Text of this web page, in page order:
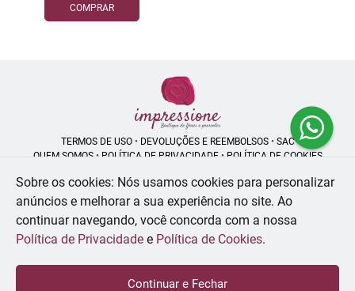
COMPRAR
TERMOS DE USO• DEVOLUÇÕES E REEMBOLSOS• SAC
QUEM SOMOS• POLÍTICA DE PRIVACIDADE• POLÍTICA DE COOKIES
Impressione Flores | CNPJ: 55.413.958/0001-04
Rua Bambui, 413 - Jd. Satélite - São José dos Campos - SP - 12230-130
© 2024-2026 - Todos os direitos reservados - Desenvolvido por
Sobre os cookies: Nós usamos cookies para personalizar
anúncios e melhorar a sua experiência no site. Ao
continuar navegando, você concorda com a nossa
Política de Privacidade e Política de Cookies.
Continuar e Fechar